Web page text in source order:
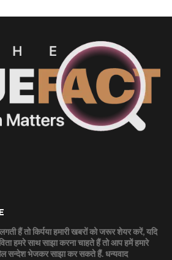
हैं तो किर्पया हमारी खबरों को जरूर शेयर करें, यदि
हमरे साथ साझा करना चाहते हैं तो आप हमें हमारे
सन्देश भेजकर साझा कर सकते हैं.धन्यवाद